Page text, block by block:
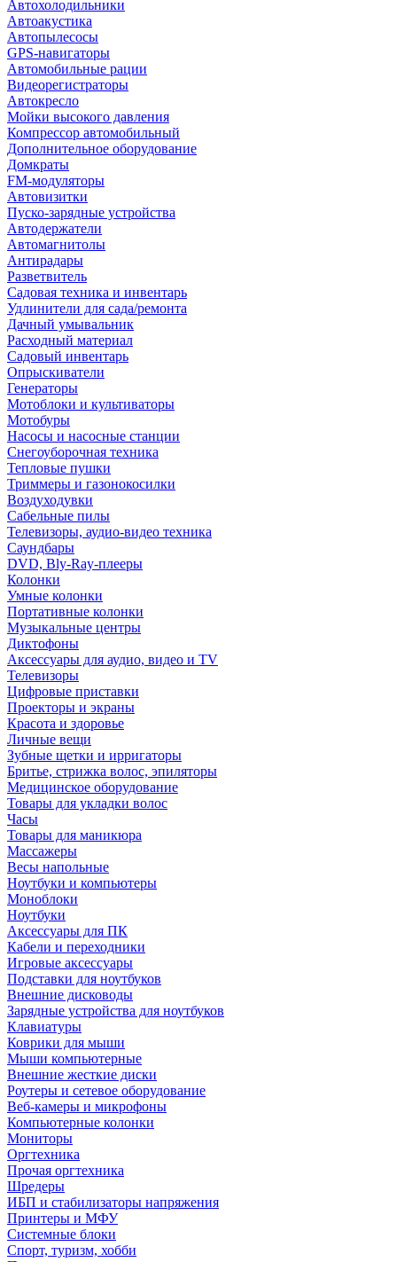
Автохолодильники
Автоакустика
Автопылесосы
GPS-навигаторы
Автомобильные рации
Видеорегистраторы
Автокресло
Мойки высокого давления
Компрессор автомобильный
Дополнительное оборудование
Домкраты
FM-модуляторы
Автовизитки
Пуско-зарядные устройства
Автодержатели
Автомагнитолы
Антирадары
Разветвитель
Садовая техника и инвентарь
Удлинители для сада/ремонта
Дачный умывальник
Расходный материал
Садовый инвентарь
Опрыскиватели
Генераторы
Мотоблоки и культиваторы
Мотобуры
Насосы и насосные станции
Снегоуборочная техника
Тепловые пушки
Триммеры и газонокосилки
Воздуходувки
Сабельные пилы
Телевизоры, аудио-видео техника
Саундбары
DVD, Bly-Ray-плееры
Колонки
Умные колонки
Портативные колонки
Музыкальные центры
Диктофоны
Аксессуары для аудио, видео и TV
Телевизоры
Цифровые приставки
Проекторы и экраны
Красота и здоровье
Личные вещи
Зубные щетки и ирригаторы
Бритье, стрижка волос, эпиляторы
Медицинское оборудование
Товары для укладки волос
Часы
Товары для маникюра
Массажеры
Весы напольные
Ноутбуки и компьютеры
Моноблоки
Ноутбуки
Аксессуары для ПК
Кабели и переходники
Игровые аксессуары
Подставки для ноутбуков
Внешние дисководы
Зарядные устройства для ноутбуков
Клавиатуры
Коврики для мыши
Мыши компьютерные
Внешние жесткие диски
Роутеры и сетевое оборудование
Веб-камеры и микрофоны
Компьютерные колонки
Мониторы
Оргтехника
Прочая оргтехника
Шредеры
ИБП и стабилизаторы напряжения
Принтеры и МФУ
Системные блоки
Спорт, туризм, хобби